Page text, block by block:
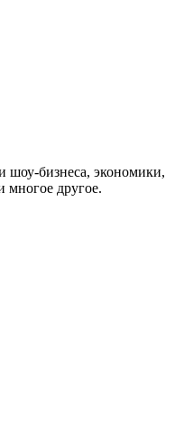
бизнеса, экономики,
многое другое.